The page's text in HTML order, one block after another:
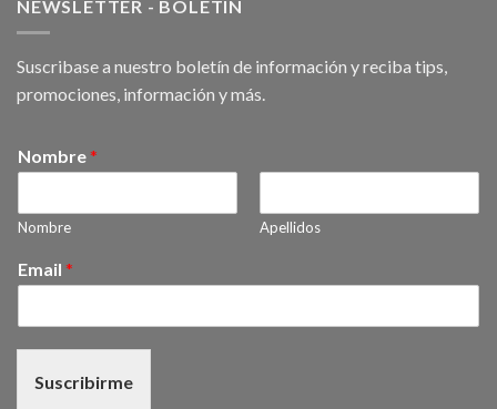
NEWSLETTER - BOLETIN
Suscribase a nuestro boletín de información y reciba tips,
promociones, información y más.
Nombre *
Nombre Apellidos
Email *
Suscribirme